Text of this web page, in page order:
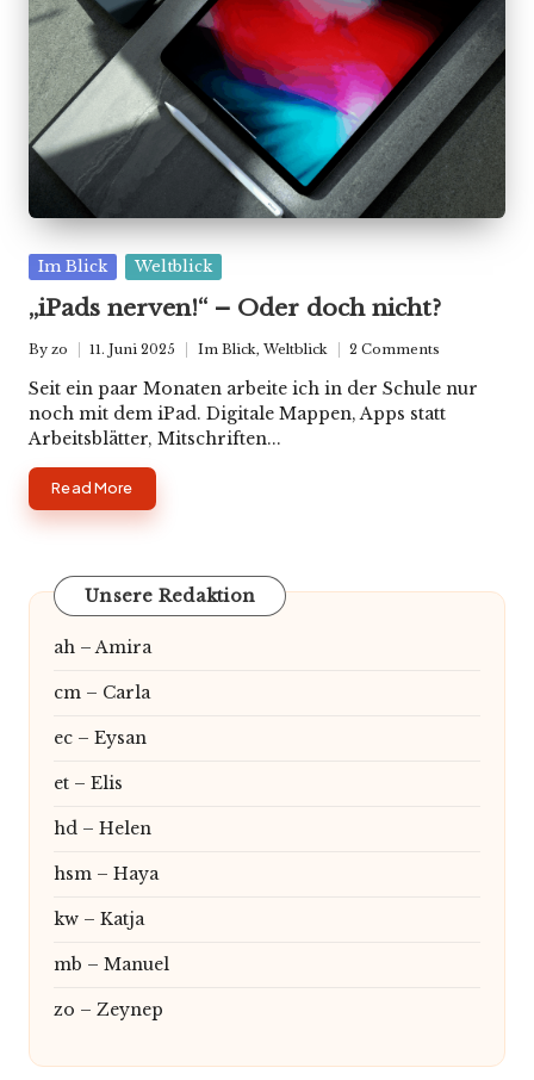
Posted
Im Blick Weltblick
„iPads nerven!“ – Oder doch nicht?
Posted
by
By zo 11. Juni 2025
in
Im Blick, Weltblick 2 Comments
Seit ein paar Monaten arbeite ich in der Schule nur
noch mit dem iPad. Digitale Mappen, Apps statt
Arbeitsblätter, Mitschriften...
Read More
Unsere Redaktion
ah – Amira
cm – Carla
ec – Eysan
et – Elis
hd – Helen
hsm – Haya
kw – Katja
mb – Manuel
zo – Zeynep